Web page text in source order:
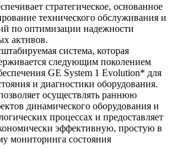
стратегическое, основанное
технического обслуживания и
по оптимизации надежности
активов.
система, которая
следующим поколением
GE System 1 Evolution* для
и диагностики оборудования.
осуществлять раннюю
динамического оборудования и
процессах и предоставляет
эффективную, простую в
мониторинга состояния